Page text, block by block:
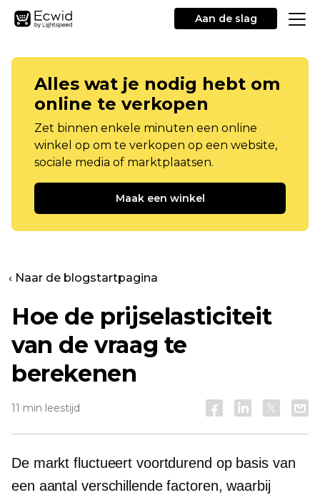
Aan de slag
Alles wat je nodig hebt om
online te verkopen
Zet binnen enkele minuten een online
winkel op om te verkopen op een website,
sociale media of marktplaatsen.
Maak een winkel
‹ Naar de blogstartpagina
Hoe de prijselasticiteit
van de vraag te
berekenen
11 min leestijd
De markt fluctueert voortdurend op basis van
een aantal verschillende factoren, waarbij